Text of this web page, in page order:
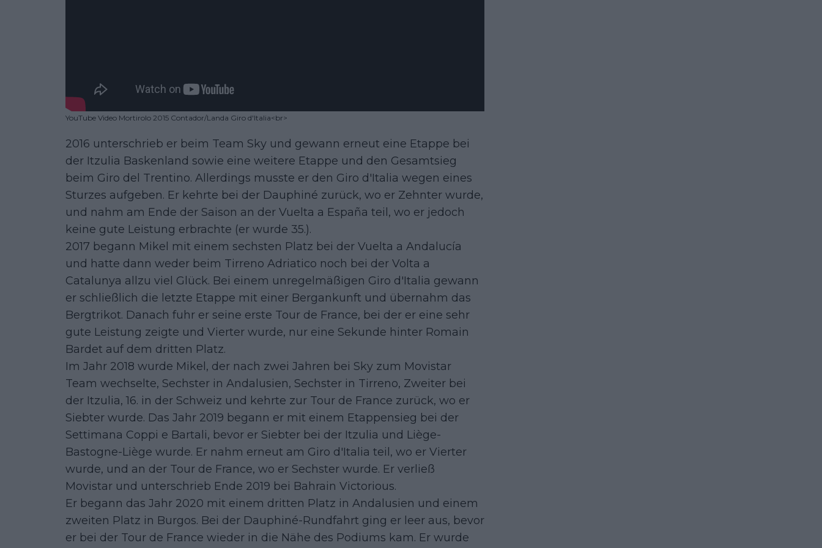
YouTube Video Mortirolo 2015 Contador/Landa Giro d'Italia<br>
2016 unterschrieb er beim Team Sky und gewann erneut eine Etappe bei
der Itzulia Baskenland sowie eine weitere Etappe und den Gesamtsieg
beim Giro del Trentino. Allerdings musste er den Giro d'Italia wegen eines
Sturzes aufgeben. Er kehrte bei der Dauphiné zurück, wo er Zehnter wurde,
und nahm am Ende der Saison an der Vuelta a España teil, wo er jedoch
keine gute Leistung erbrachte (er wurde 35.).
2017 begann Mikel mit einem sechsten Platz bei der Vuelta a Andalucía
und hatte dann weder beim Tirreno Adriatico noch bei der Volta a
Catalunya allzu viel Glück. Bei einem unregelmäßigen Giro d'Italia gewann
er schließlich die letzte Etappe mit einer Bergankunft und übernahm das
Bergtrikot. Danach fuhr er seine erste Tour de France, bei der er eine sehr
gute Leistung zeigte und Vierter wurde, nur eine Sekunde hinter Romain
Bardet auf dem dritten Platz.
Im Jahr 2018 wurde Mikel, der nach zwei Jahren bei Sky zum Movistar
Team wechselte, Sechster in Andalusien, Sechster in Tirreno, Zweiter bei
der Itzulia, 16. in der Schweiz und kehrte zur Tour de France zurück, wo er
Siebter wurde. Das Jahr 2019 begann er mit einem Etappensieg bei der
Settimana Coppi e Bartali, bevor er Siebter bei der Itzulia und Liège-
Bastogne-Liège wurde. Er nahm erneut am Giro d'Italia teil, wo er Vierter
wurde, und an der Tour de France, wo er Sechster wurde. Er verließ
Movistar und unterschrieb Ende 2019 bei Bahrain Victorious.
Er begann das Jahr 2020 mit einem dritten Platz in Andalusien und einem
zweiten Platz in Burgos. Bei der Dauphiné-Rundfahrt ging er leer aus, bevor
er bei der Tour de France wieder in die Nähe des Podiums kam. Er wurde